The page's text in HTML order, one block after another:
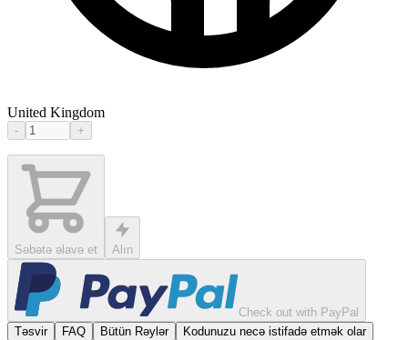
United Kingdom
- +
Səbətə əlavə et Alın
Check out with PayPal
Təsvir
FAQ Bütün Rəylər Kodunuzu necə istifadə etmək olar